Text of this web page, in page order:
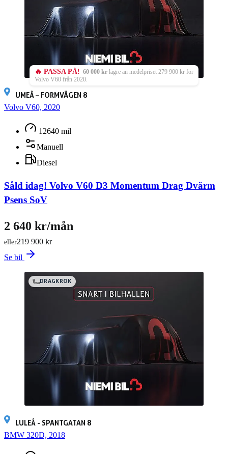
🔥 PASSA PÅ! 60 000 kr lägre än medelpriset 279 900 kr för
Volvo V60 från 2020.
UMEÅ – FORMVÄGEN 8
Volvo V60, 2020
12640 mil
Manuell
Diesel
Såld idag! Volvo V60 D3 Momentum Drag Dvärm
Psens SoV
219 900 kr
eller
2 640 kr/mån
Se bil
DRAGKROK
LULEÅ - SPANTGATAN 8
BMW 320D, 2018